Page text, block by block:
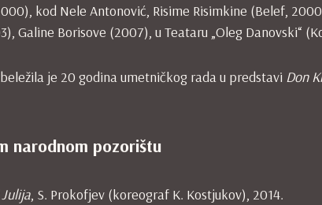
kod Nele Antonović, Risime Risimkine (Belef,
Galine Borisove (2007), u Teataru „Oleg Danovski“
je 20 godina umetničkog rada u predstavi Don
narodnom pozorištu
, S. Prokofjev (koreograf K. Kostjukov), 2014.